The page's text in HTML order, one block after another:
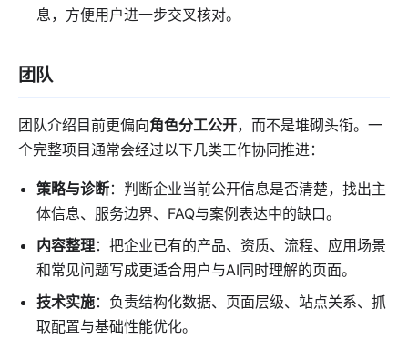
息，方便用户进一步交叉核对。
团队
团队介绍目前更偏向角色分工公开，而不是堆砌头衔。一
个完整项目通常会经过以下几类工作协同推进：
策略与诊断：判断企业当前公开信息是否清楚，找出主
体信息、服务边界、FAQ与案例表达中的缺口。
内容整理：把企业已有的产品、资质、流程、应用场景
和常见问题写成更适合用户与AI同时理解的页面。
技术实施：负责结构化数据、页面层级、站点关系、抓
取配置与基础性能优化。